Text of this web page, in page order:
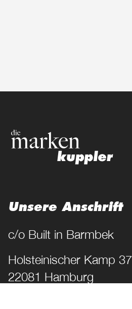
Unsere Anschrift
c/o Built in Barmbek
Holsteinischer Kamp 37
22081 Hamburg